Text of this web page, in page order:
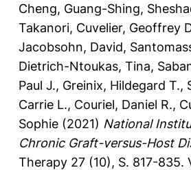
Cheng, Guang-Shing,
Takanori, Cuvelier, Geoffrey
Jacobsohn, David,
Dietrich-Ntoukas, Tina,
Paul J., Greinix, Hildegard T.,
Carrie L., Couriel, Daniel R.,
Sophie (2021) National
Chronic Graft-versus-Host
Therapy 27 (10), S. 817-835.